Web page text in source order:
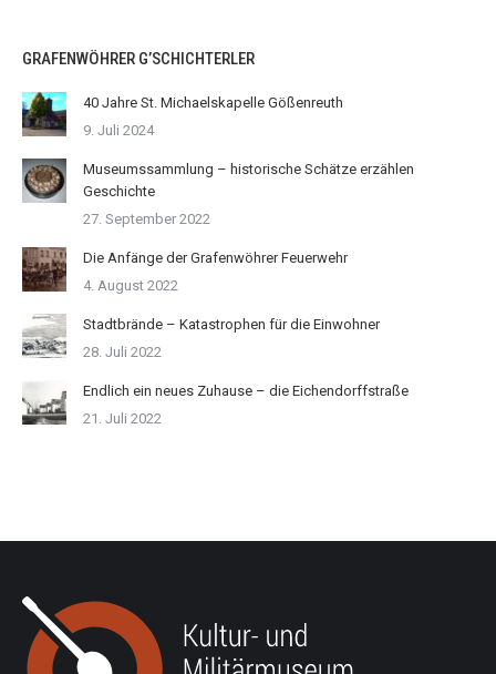
GRAFENWÖHRER G’SCHICHTERLER
40 Jahre St. Michaelskapelle Gößenreuth
9. Juli 2024
Museumssammlung – historische Schätze erzählen
Geschichte
27. September 2022
Die Anfänge der Grafenwöhrer Feuerwehr
4. August 2022
Stadtbrände – Katastrophen für die Einwohner
28. Juli 2022
Endlich ein neues Zuhause – die Eichendorffstraße
21. Juli 2022